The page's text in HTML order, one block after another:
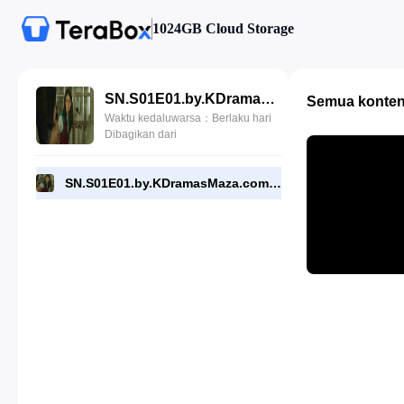
1024GB Cloud Storage
SN.S01E01.by.KDramasMaza.com.mkv
Waktu kedaluwarsa：Berlaku hari
Dibagikan dari
SN.S01E01.by.KDramasMaza.com.mkv
Semua